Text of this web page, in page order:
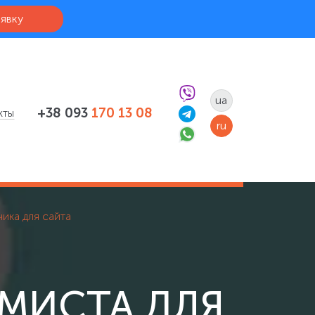
+38 093 170 13 08
ua
ru
для сайта
ДЛЯ